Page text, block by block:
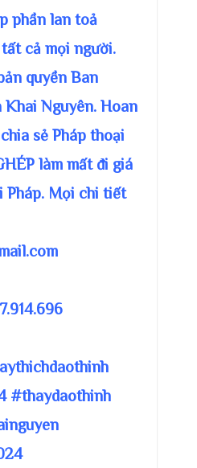
phần lan toả
cả mọi người.
quyền Ban
Nguyên. Hoan
sẻ Pháp thoại
làm mất đi giá
Pháp. Mọi chi tiết
#thaydaothinh